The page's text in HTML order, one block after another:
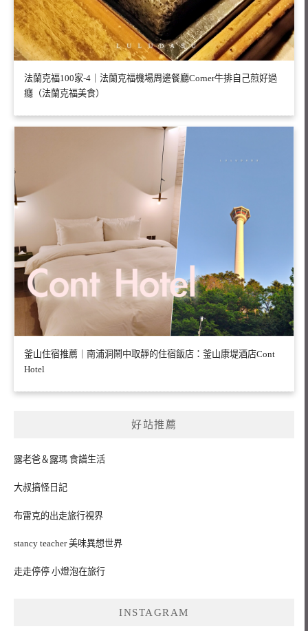
法蘭克福100家-4｜法蘭克福機場周邊餐廳Corner牛排自己煎好過
癮（法蘭克福美食）
釜山住宿推薦｜南浦洞鬧中取靜的住宿飯店：釜山康堤酒店Cont
Hotel
好站推薦
露老爸＆露瑪 食譜生活
大叔搞怪日記
布雷克的出走旅行視界
stancy teacher 美味異想世界
走走停停 小燈泡在旅行
INSTAGRAM